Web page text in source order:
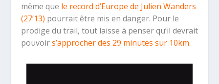
même que le record d’Europe de Julien Wanders
(27’13) pourrait être mis en danger. Pour le
prodige du trail, tout laisse à penser qu’il devrait
pouvoirs’approcher des 29 minutes sur 10km.